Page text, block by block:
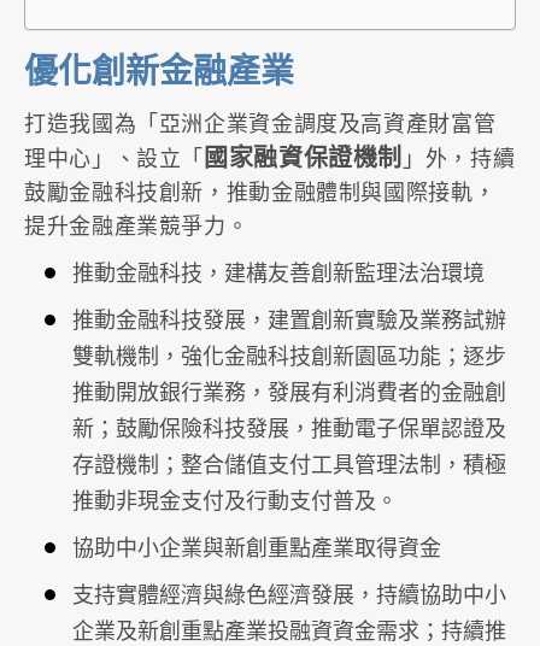
優化創新金融產業
打造我國為「亞洲企業資金調度及高資產財富管
理中心」、設立「 國家融資保證機制 」外，持續
鼓勵金融科技創新，推動金融體制與國際接軌，
提升金融產業競爭力。
推動金融科技，建構友善創新監理法治環境
推動金融科技發展，建置創新實驗及業務試辦
雙軌機制，強化金融科技創新園區功能；逐步
推動開放銀行業務，發展有利消費者的金融創
新；鼓勵保險科技發展，推動電子保單認證及
存證機制；整合儲值支付工具管理法制，積極
推動非現金支付及行動支付普及。
協助中小企業與新創重點產業取得資金
支持實體經濟與綠色經濟發展，持續協助中小
企業及新創重點產業投融資資金需求；持續推